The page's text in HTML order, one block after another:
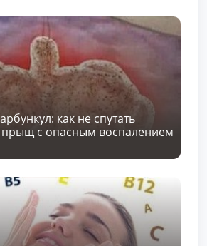
как не спутать
с опасным воспалением